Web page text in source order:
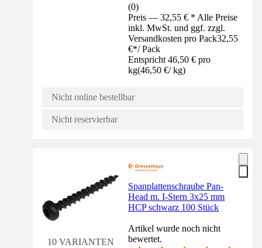
(0)
Preis — 32,55 € * Alle Preise
inkl. MwSt. und ggf. zzgl.
Versandkosten pro Pack32,55
€*/ Pack
Entspricht 46,50 € pro
kg(46,50 €/ kg)
Nicht online bestellbar
Nicht reservierbar
10 VARIANTEN
Spanplattenschraube Pan-
Head m. I-Stern 3x25 mm
HCP schwarz 100 Stück
Artikel wurde noch nicht
bewertet.